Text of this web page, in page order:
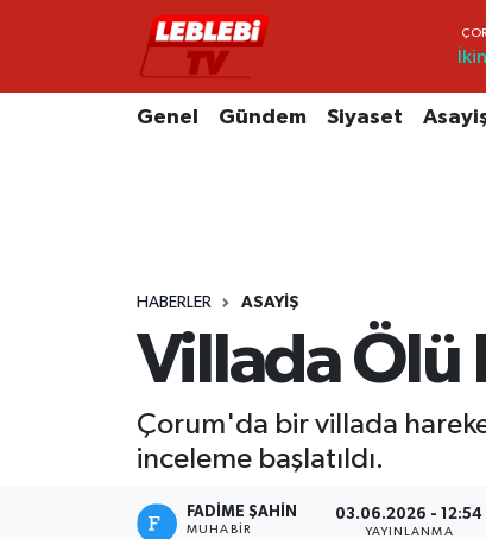
Genel Gündem Siyaset
HABERLER ASAYIŞ
Villada Ölü
Çorum'da bir villada
inceleme başlatıldı.
FADIME ŞAHIN
MUHABIR
03.06.2026 - 12:54
YAYINLANMA
Hava Durumu
Tüm Manşetler
Haber Arşivi